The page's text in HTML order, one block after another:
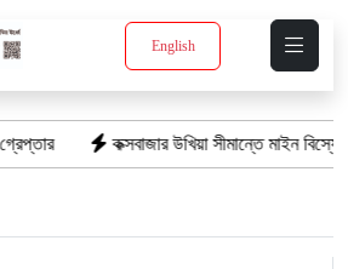
English
কক্সবাজার উখিয়া সীমান্তে মাইন বিস্ফোরণে যুবক